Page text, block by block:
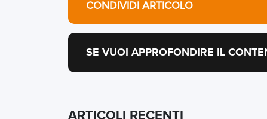
CONDIVIDI ARTICOLO
SE VUOI APPROFONDIRE IL
ARTICOLI RECENTI